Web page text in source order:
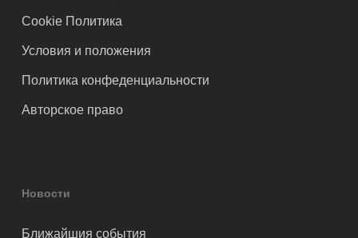
Cookie Политика
Условия и положения
Политика конфеденциальности
Авторское право
Новости
Ближайшия события